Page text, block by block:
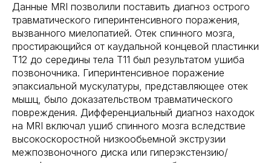
Данные MRI позволили поставить диагноз острого
травматического гиперинтенсивного поражения,
вызванного миелопатией. Отек спинного мозга,
простирающийся от каудальной концевой пластинки
Т12 до середины тела Т11 был результатом ушиба
позвоночника. Гиперинтенсивное поражение
эпаксиальной мускулатуры, представляющее отек
мышц, было доказательством травматического
повреждения. Дифференциальный диагноз находок
на MRI включал ушиб спинного мозга вследствие
высокоскоростной низкообьемной экструзии
межпозвоночного диска или гиперэкстензию/